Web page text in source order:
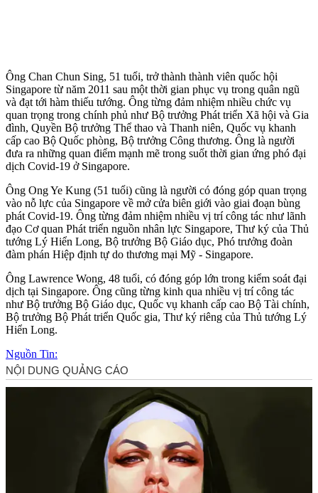
Ông Chan Chun Sing, 51 tuổi, trở thành thành viên quốc hội
Singapore từ năm 2011 sau một thời gian phục vụ trong quân ngũ
và đạt tới hàm thiếu tướng. Ông từng đảm nhiệm nhiều chức vụ
quan trọng trong chính phủ như Bộ trưởng Phát triển Xã hội và Gia
đình, Quyền Bộ trưởng Thể thao và Thanh niên, Quốc vụ khanh
cấp cao Bộ Quốc phòng, Bộ trưởng Công thương. Ông là người
đưa ra những quan điểm mạnh mẽ trong suốt thời gian ứng phó đại
dịch Covid-19 ở Singapore.
Ông Ong Ye Kung (51 tuổi) cũng là người có đóng góp quan trọng
vào nỗ lực của Singapore về mở cửa biên giới vào giai đoạn bùng
phát Covid-19. Ông từng đảm nhiệm nhiều vị trí công tác như lãnh
đạo Cơ quan Phát triển nguồn nhân lực Singapore, Thư ký của Thủ
tướng Lý Hiển Long, Bộ trưởng Bộ Giáo dục, Phó trưởng đoàn
đàm phán Hiệp định tự do thương mại Mỹ - Singapore.
Ông Lawrence Wong, 48 tuổi, có đóng góp lớn trong kiểm soát đại
dịch tại Singapore. Ông cũng từng kinh qua nhiều vị trí công tác
như Bộ trưởng Bộ Giáo dục, Quốc vụ khanh cấp cao Bộ Tài chính,
Bộ trưởng Bộ Phát triển Quốc gia, Thư ký riêng của Thủ tướng Lý
Hiển Long.
Nguồn Tin: